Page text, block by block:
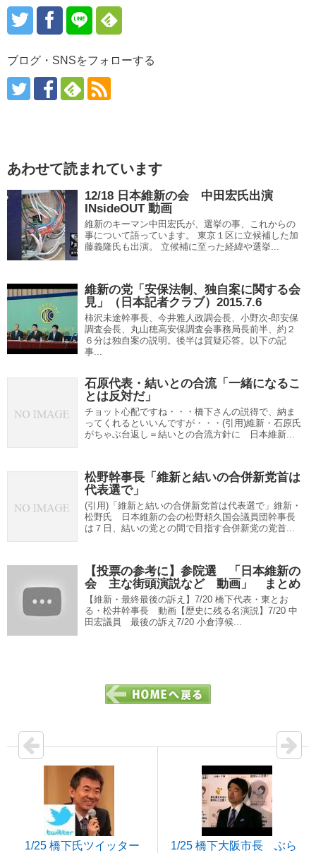
ブログ・SNSをフォローする
あわせて読まれています
12/18 日本維新の会 中田宏氏出演
INsideOUT 動画
維新のキーマン中田宏氏が、選挙の事、これからの
事について語っています。 東京１区に立候補した加
藤義隆氏も出演。 立候補に至った経緯や選挙...
維新の党「安保法制、独自案に関する会
見」（日本記者クラブ）2015.7.6
柿沢未途幹事長、今井雅人政調会長、小野次-郎安保
調査会長、丸山穂高安保調査会事務局長前半、約２
６分は独自案の説明。後半は質疑応答。以下の記
事...
石原代表・結いとの合流「一緒になるこ
とは反対だ」
チョット心配ですね・・・橋下さんの説得で、納ま
ってくれるといいんですが・・・(引用)維新・石原氏
がちゃぶ台返し＝結いとの合流方針に 日本維新...
松野幹事長「維新と結いの合併新党首は
代表選で」
(引用)「維新と結いの合併新党首は代表選で」維新・
松野氏 日本維新の会の松野頼久国会議員団幹事長
は７日、結いの党との間で目指す合併新党の党首...
【投票の参考に】参院選 「日本維新の
会 主な街頭演説など 動画」 まとめ
【維新・最終最後の訴え】7/20 橋下代表・東とお
る・松井幹事長 動画【歴史に残る名演説】7/20 中
田宏議員 最後の訴え7/20 小倉淳候...
1/25 橋下氏ツイッター
1/25 橋下大阪市長 ぶら